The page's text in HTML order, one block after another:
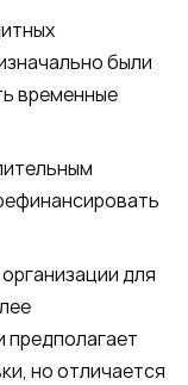
были
временные
для
предполагает
но отличается